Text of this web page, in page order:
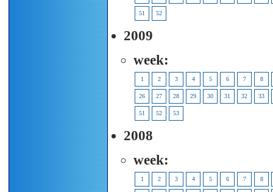
51 52
2009
week:
1 2 3 4 5 6 7 8
26 27 28 29 30 31 32 33
51 52 53
2008
week:
1 2 3 4 5 6 7 8